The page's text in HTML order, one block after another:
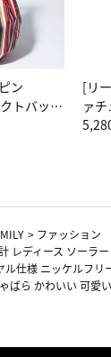
ン
トバッグ
LC）ス
[リ
ァ
ト（
> ファッション
レディース ソーラ
ル仕様 ニッケルフリ
ばら かわいい 可愛